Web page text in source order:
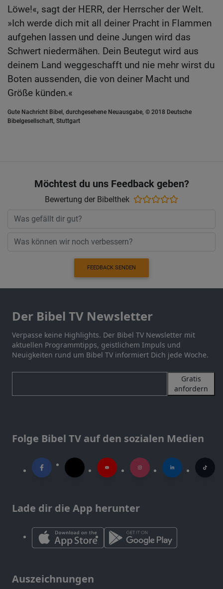
Löwe!«, sagt der HERR, der Herrscher der Welt.
»Ich werde dich mit all deiner Pracht in Flammen
aufgehen lassen und deine Jungen wird das
Schwert niedermähen. Dein Beutegut wird aus
deinem Land weggeschafft und nie mehr wirst du
Boten aussenden, die von deiner Macht und
Größe künden.«
Gute Nachricht Bibel, durchgesehene Neuausgabe, © 2018 Deutsche
Bibelgesellschaft, Stuttgart
Möchtest du uns Feedback geben?
Bewertung der Bibelthek
FEEDBACK SENDEN
Der Bibel TV Newsletter
Verpasse keine Highlights. Der Bibel TV Newsletter mit
aktuellen Programmtipps, geistlichem Impuls und
Neuigkeiten rund um Bibel TV informiert Dich jede Woche.
Gratis
anfordern
Folge Bibel TV auf den sozialen Medien
Lade dir die App herunter
Auszeichnungen